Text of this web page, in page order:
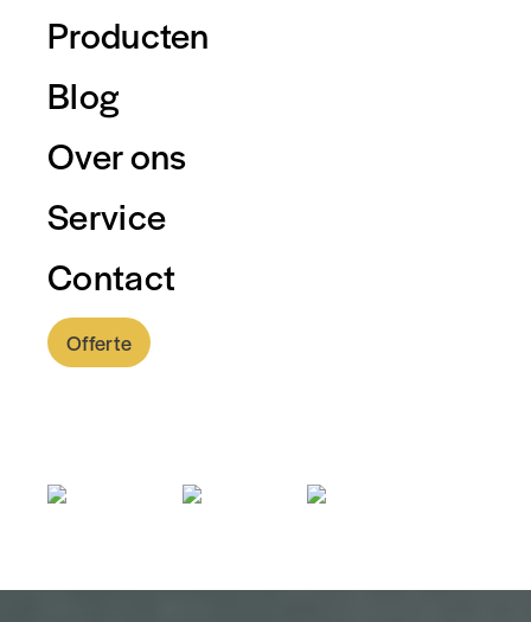
Producten
Blog
Over ons
Service
Contact
Offerte